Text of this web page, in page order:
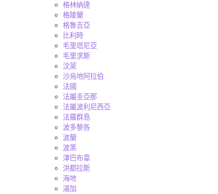
格林納達
格陵蘭
格魯吉亞
比利時
毛里塔尼亞
毛里求斯
汶萊
沙烏地阿拉伯
法國
法屬圭亞那
法屬波利尼西亞
法羅群島
波多黎各
波蘭
波黑
津巴布韋
洪都拉斯
海地
湯加